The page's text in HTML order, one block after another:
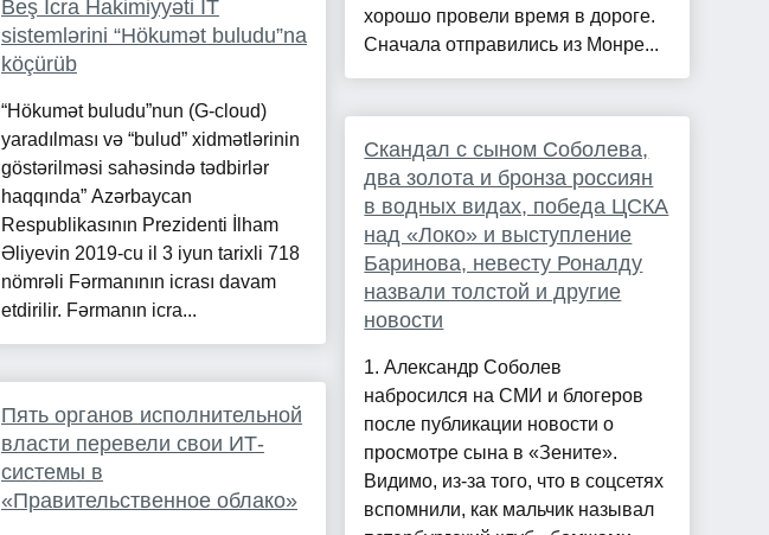
Beş İcra Hakimiyyəti İT
sistemlərini “Hökumət buludu”na
köçürüb
“Hökumət buludu”nun (G-cloud)
yaradılması və “bulud” xidmətlərinin
göstərilməsi sahəsində tədbirlər
haqqında” Azərbaycan
Respublikasının Prezidenti İlham
Əliyevin 2019-cu il 3 iyun tarixli 718
nömrəli Fərmanının icrası davam
etdirilir. Fərmanın icra...
Пять органов исполнительной
власти перевели свои ИТ-
системы в
«Правительственное облако»
хорошо провели время в дороге.
Сначала отправились из Монре...
Скандал с сыном Соболева,
два золота и бронза россиян
в водных видах, победа ЦСКА
над «Локо» и выступление
Баринова, невесту Роналду
назвали толстой и другие
новости
1. Александр Соболев
набросился на СМИ и блогеров
после публикации новости о
просмотре сына в «Зените».
Видимо, из-за того, что в соцсетях
вспомнили, как мальчик называл